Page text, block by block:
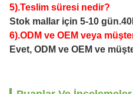
5).Teslim süresi nedir?
Stok mallar için 5-10
6).ODM ve OEM veya
Evet, ODM ve OEM ve